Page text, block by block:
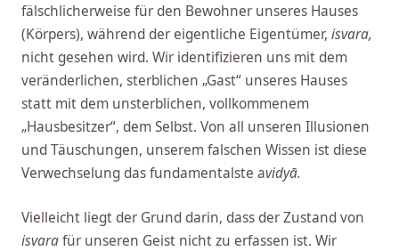
fälschlicherweise für den Bewohner unseres Hauses
(Körpers), während der eigentliche Eigentümer, isvara,
nicht gesehen wird. Wir identifizieren uns mit dem
veränderlichen, sterblichen „Gast“ unseres Hauses
statt mit dem unsterblichen, vollkommenem
„Hausbesitzer“, dem Selbst. Von all unseren Illusionen
und Täuschungen, unserem falschen Wissen ist diese
Verwechselung das fundamentalste avidyā.
Vielleicht liegt der Grund darin, dass der Zustand von
isvarafür unseren Geist nicht zu erfassen ist. Wir